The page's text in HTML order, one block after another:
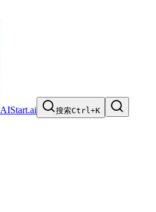
AIStart.ai 搜索Ctrl+K